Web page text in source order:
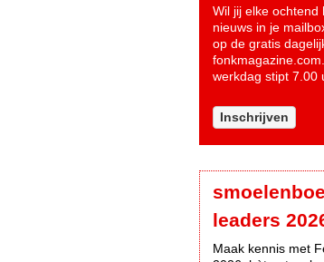
Wil jij elke
nieuws in je
op de gratis
werkdag stipt 7.00
Inschrijven
leaders
Maak kennis met